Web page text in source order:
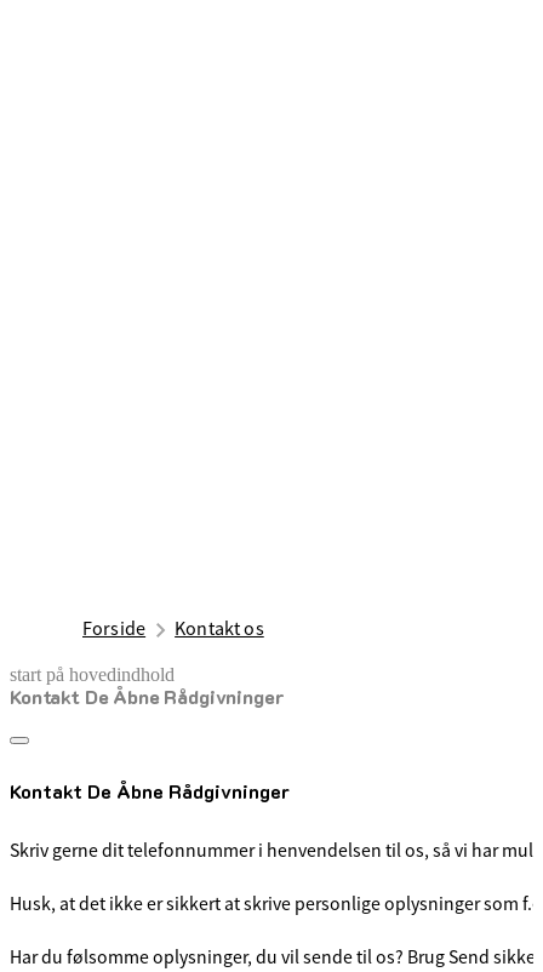
Forside Kontakt os
start på hovedindhold
Kontakt De Åbne Rådgivninger
senest opdateret 7. august 2026
Kontakt De Åbne Rådgivninger
Skriv gerne dit telefonnummer i henvendelsen til os, så vi har
Husk, at det ikke er sikkert at skrive personlige oplysninger som
Har du følsomme oplysninger, du vil sende til os? Brug Send